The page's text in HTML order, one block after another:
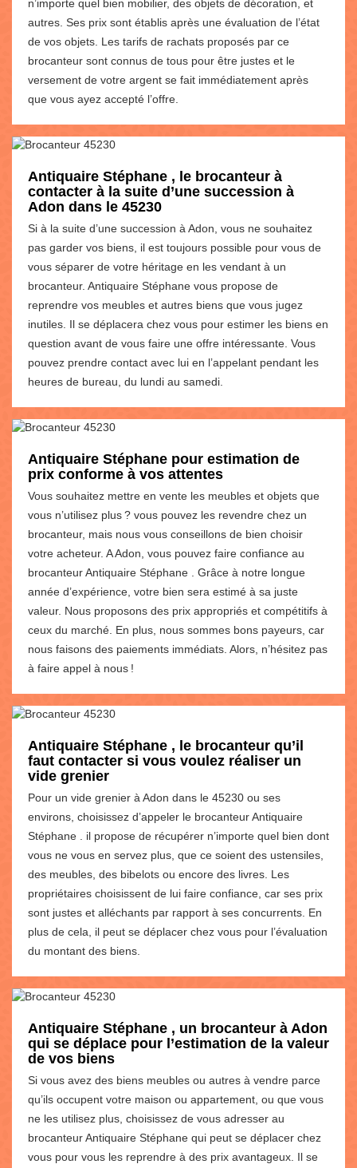
n’importe quel bien mobilier, des objets de décoration, et
autres. Ses prix sont établis après une évaluation de l’état
de vos objets. Les tarifs de rachats proposés par ce
brocanteur sont connus de tous pour être justes et le
versement de votre argent se fait immédiatement après
que vous ayez accepté l’offre.
Antiquaire Stéphane , le brocanteur à
contacter à la suite d’une succession à
Adon dans le 45230
Si à la suite d’une succession à Adon, vous ne souhaitez
pas garder vos biens, il est toujours possible pour vous de
vous séparer de votre héritage en les vendant à un
brocanteur. Antiquaire Stéphane vous propose de
reprendre vos meubles et autres biens que vous jugez
inutiles. Il se déplacera chez vous pour estimer les biens en
question avant de vous faire une offre intéressante. Vous
pouvez prendre contact avec lui en l’appelant pendant les
heures de bureau, du lundi au samedi.
Antiquaire Stéphane pour estimation de
prix conforme à vos attentes
Vous souhaitez mettre en vente les meubles et objets que
vous n’utilisez plus ? vous pouvez les revendre chez un
brocanteur, mais nous vous conseillons de bien choisir
votre acheteur. A Adon, vous pouvez faire confiance au
brocanteur Antiquaire Stéphane . Grâce à notre longue
année d’expérience, votre bien sera estimé à sa juste
valeur. Nous proposons des prix appropriés et compétitifs à
ceux du marché. En plus, nous sommes bons payeurs, car
nous faisons des paiements immédiats. Alors, n’hésitez pas
à faire appel à nous !
Antiquaire Stéphane , le brocanteur qu’il
faut contacter si vous voulez réaliser un
vide grenier
Pour un vide grenier à Adon dans le 45230 ou ses
environs, choisissez d’appeler le brocanteur Antiquaire
Stéphane . il propose de récupérer n’importe quel bien dont
vous ne vous en servez plus, que ce soient des ustensiles,
des meubles, des bibelots ou encore des livres. Les
propriétaires choisissent de lui faire confiance, car ses prix
sont justes et alléchants par rapport à ses concurrents. En
plus de cela, il peut se déplacer chez vous pour l’évaluation
du montant des biens.
Antiquaire Stéphane , un brocanteur à Adon
qui se déplace pour l’estimation de la valeur
de vos biens
Si vous avez des biens meubles ou autres à vendre parce
qu’ils occupent votre maison ou appartement, ou que vous
ne les utilisez plus, choisissez de vous adresser au
brocanteur Antiquaire Stéphane qui peut se déplacer chez
vous pour vous les reprendre à des prix avantageux. Il se